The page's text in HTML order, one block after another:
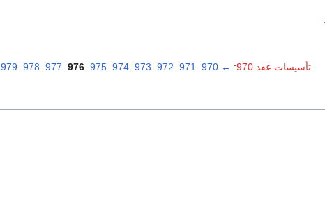
تأسيسات عقد 970
:
←
970
–
971
–
972
–
973
–
974
–
975
–
976
–
977
–
978
–
979